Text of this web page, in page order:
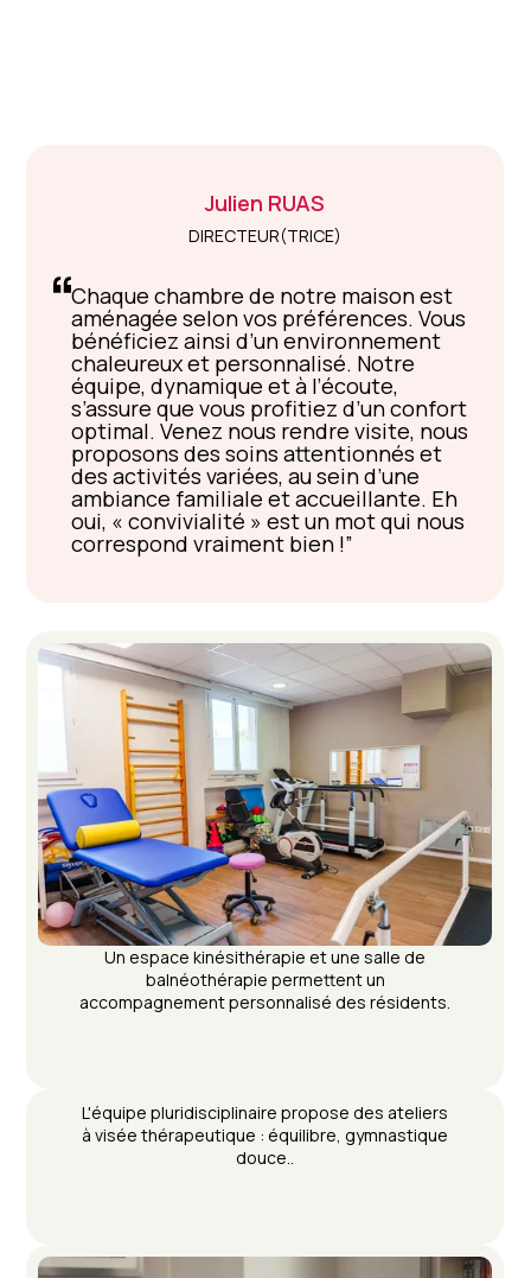
Julien RUAS
DIRECTEUR(TRICE)
Chaque chambre de notre maison est
aménagée selon vos préférences. Vous
bénéficiez ainsi d’un environnement
chaleureux et personnalisé. Notre
équipe, dynamique et à l’écoute,
s’assure que vous profitiez d’un confort
optimal. Venez nous rendre visite, nous
proposons des soins attentionnés et
des activités variées, au sein d’une
ambiance familiale et accueillante. Eh
oui, « convivialité » est un mot qui nous
correspond vraiment bien !
Un espace kinésithérapie et une salle de
balnéothérapie permettent un
accompagnement personnalisé des résidents.
L'équipe pluridisciplinaire propose des ateliers
à visée thérapeutique : équilibre, gymnastique
douce..